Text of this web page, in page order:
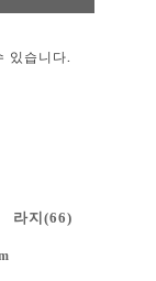
있습니다.
라지(66)